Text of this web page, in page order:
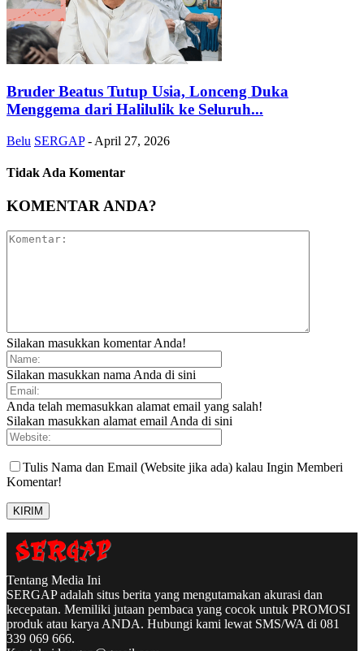
Bruder Beatus Tutup Usia, Lonceng Duka
Menggema dari Halilulik ke Seluruh...
Belu SERGAP - April 27, 2026
Tidak Ada Komentar
KOMENTAR ANDA?
Silakan masukkan komentar Anda!
Silakan masukkan nama Anda di sini
Anda telah memasukkan alamat email yang salah!
Silakan masukkan alamat email Anda di sini
Tulis Nama dan Email (Website jika ada) kalau Ingin Memberi
Komentar!
Tentang Media Ini
SERGAP adalah situs berita yang mengutamakan akurasi dan
kecepatan. Memiliki jutaan pembaca yang cocok untuk PROMOSI
produk atau karya ANDA. Hubungi kami lewat SMS/WA di 081
339 069 666.